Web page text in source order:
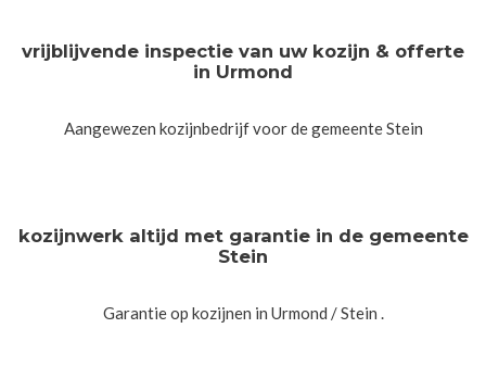
vrijblijvende inspectie van uw kozijn & offerte
in Urmond
Aangewezen kozijnbedrijf voor de gemeente Stein
kozijnwerk altijd met garantie in de gemeente
Stein
Garantie op kozijnen in Urmond / Stein .